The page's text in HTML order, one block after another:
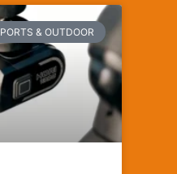
& OUTDOOR